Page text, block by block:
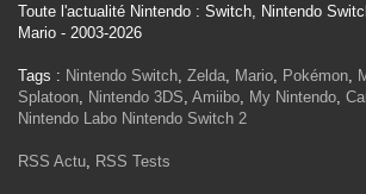
Toute l'actualité Nintendo : Switch, Nintendo
Mario - 2003-2026
Tags : Nintendo Switch, Zelda, Mario, Pokémon,
Splatoon, Nintendo 3DS, Amiibo, My Nintendo,
Nintendo Labo Nintendo Switch 2
RSS Actu, RSS Tests